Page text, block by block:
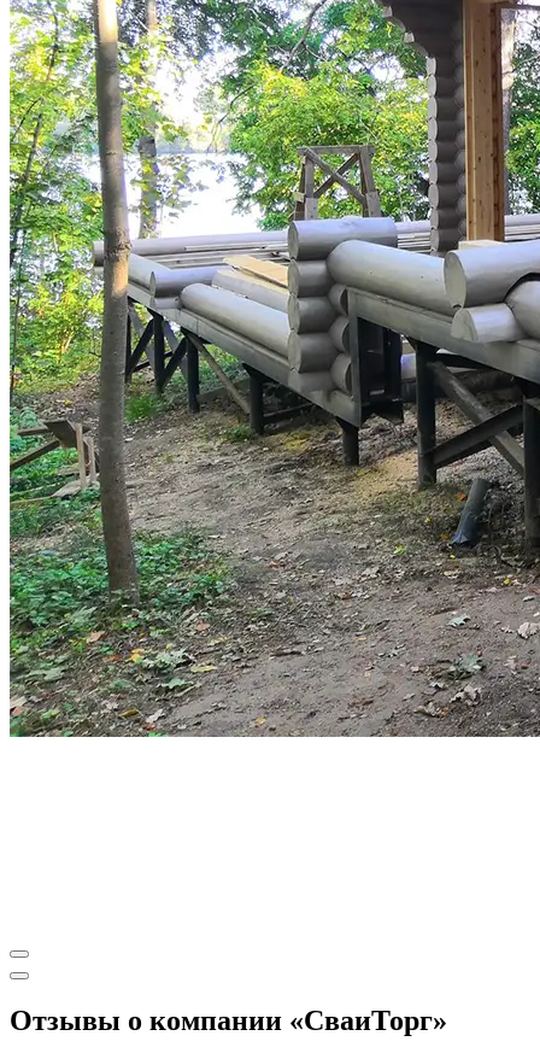
Отзывы о компании «СваиТорг»